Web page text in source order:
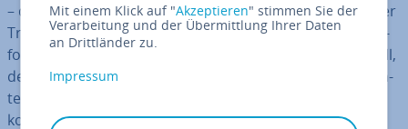
– davon träumt so mancher YouTuber. Damit sich dieser
Traum leichter ver­wirk­li­chen lässt, bietet die Vi­deo­platt­
form ein prak­ti­sches
, das dabei helfen soll,
den eigenen Content zu op­ti­mie­ren und mehr Abon­nen­
ten zu gewinnen. Doch nicht jeder kommt mit dessen
komplexer Be­nut­zer­ober­flä­che zurecht – statt­des­sen
Mit einem Klick auf "Akzeptieren" stimmen Sie der
Verarbeitung und der Übermittlung Ihrer Daten
an Drittländer zu.
Impressum